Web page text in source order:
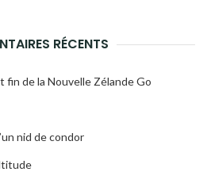
RÉCENTS
fin de la Nouvelle Zélande Go
nid de condor